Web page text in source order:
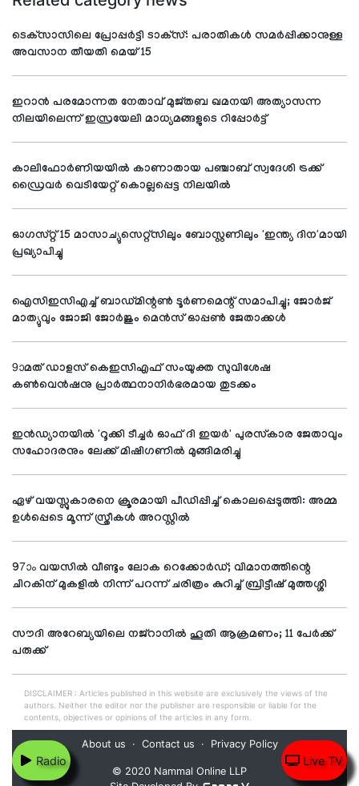
Radio Live TV
ടെക്‌സാസിലെ പ്രോപ്പര്‍ട്ടി ടാക്‌സ്: പരാതികള്‍ സമര്‍പ്പിക്കാനുള്ള
അവസാന തീയതി മെയ് 15
ഇറാന്‍ പരമോന്നത നേതാവ് മുജ്തബ ഖമനയി അത്യാസന്ന
നിലയിലെന്ന് ഇസ്രയേലി മാധ്യമങ്ങളുടെ റിപ്പോര്‍ട്ട്
കാലിഫോര്‍ണിയയില്‍ കാണാതായ പഞ്ചാബ് സ്വദേശി ട്രക്ക്
ഡ്രൈവര്‍ വെടിയേറ്റ് കൊല്ലപ്പെട്ട നിലയില്‍
ഓഗസ്റ്റ് 15 മാസാച്യുസെറ്റ്സിലും ബോസ്റ്റണിലും 'ഇന്ത്യ ദിന'മായി
പ്രഖ്യാപിച്ചു
ഐസിഇസിഎച്ച് ബാഡ്മിന്റണ്‍ ടൂര്‍ണമെന്റ് സമാപിച്ചു; ജോര്‍ജ്
മാത്യുവും ജോജി ജോര്‍ജും മെന്‍സ് ഓപ്പണ്‍ ജേതാക്കള്‍
9ാമത് ഡാളസ് കെഇസിഎഫ് സംയുക്ത സുവിശേഷ
കണ്‍വെന്‍ഷനു പ്രാര്‍ത്ഥനാനിര്‍ഭരമായ തുടക്കം
ഇന്‍ഡ്യാനയില്‍ 'റൂക്കി ടീച്ചര്‍ ഓഫ് ദി ഇയര്‍' പുരസ്‌കാര ജേതാവും
സഹോദരനും ലേക്ക് മിഷിഗണില്‍ മുങ്ങിമരിച്ചു
ഏഴ് വയസ്സുകാരനെ ക്രൂരമായി പീഡിപ്പിച്ച് കൊലപ്പെടുത്തി: അമ്മ
ഉള്‍പ്പെടെ മൂന്ന് സ്ത്രീകള്‍ അറസ്റ്റില്‍
97ാം വയസില്‍ വീണ്ടും ലോക റെക്കോര്‍ഡ്; വിമാനത്തിന്റെ
ചിറകിന് മുകളില്‍ നിന്ന് പറന്ന് ചരിത്രം കുറിച്ച് ബ്രിട്ടീഷ് മുത്തശ്ശി
സൗദി അറേബ്യയിലെ നജ്റാനില്‍ ഹൂതി ആക്രമണം; 11 പേര്‍ക്ക്
പരുക്ക്
DISCLAIMER : Articles published in this website are exclusively the views of the
authors. Neither the editor nor the publisher are responsible or liable for the
contents, objectives or opinions of the articles in any form.
© 2020 Nammal Online LLP
About us Contact us Privacy Policy